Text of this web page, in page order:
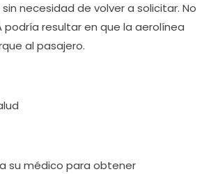
necesidad de volver a solicitar. No
podría resultar en que la aerolínea
al pasajero.
su médico para obtener